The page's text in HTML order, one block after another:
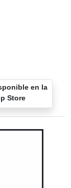
en la
Store